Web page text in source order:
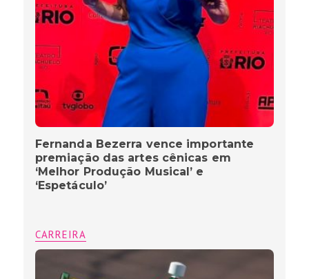
Fernanda Bezerra vence importante
premiação das artes cênicas em
‘Melhor Produção Musical’ e
‘Espetáculo’
CARREIRA